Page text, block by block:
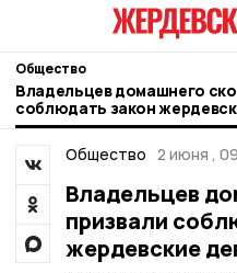
Общество
Владельцев домашнего
соблюдать закон
Общество 2 июня ,
Владельцев
призвали
жердевские